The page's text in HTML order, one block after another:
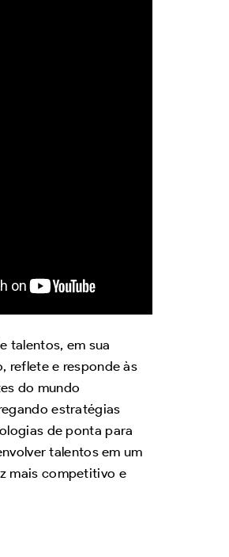
talentos, em sua
reflete e responde às
do mundo
estratégias
de ponta para
talentos em um
mais competitivo e